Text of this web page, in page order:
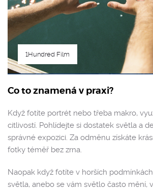
1Hundred Film
Co to znamená v praxi?
Když fotíte portrét nebo třeba makro,
citlivostí. Pohlídejte si dostatek světla a
správné expozici. Za odměnu získáte
fotky téměř bez zrna.
Naopak když fotíte v horších
světla, anebo se vám světlo často mění,